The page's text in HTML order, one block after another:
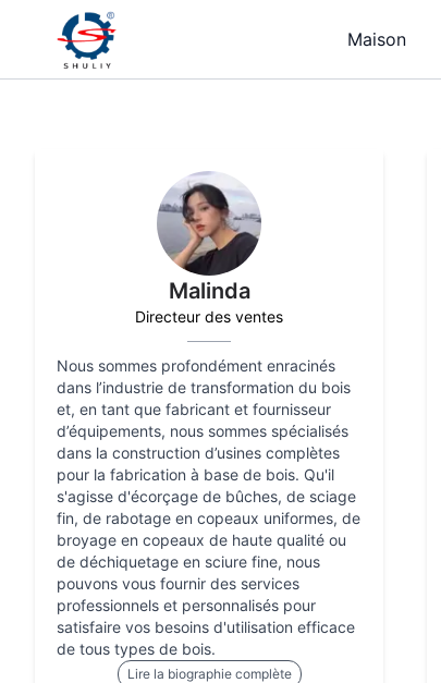
Maison
Malinda
Directeur des ventes
Nous sommes profondément enracinés
dans l’industrie de transformation du bois
et, en tant que fabricant et fournisseur
d’équipements, nous sommes spécialisés
dans la construction d’usines complètes
pour la fabrication à base de bois. Qu'il
s'agisse d'écorçage de bûches, de sciage
fin, de rabotage en copeaux uniformes, de
broyage en copeaux de haute qualité ou
de déchiquetage en sciure fine, nous
pouvons vous fournir des services
professionnels et personnalisés pour
satisfaire vos besoins d'utilisation efficace
de tous types de bois.
Lire la biographie complète